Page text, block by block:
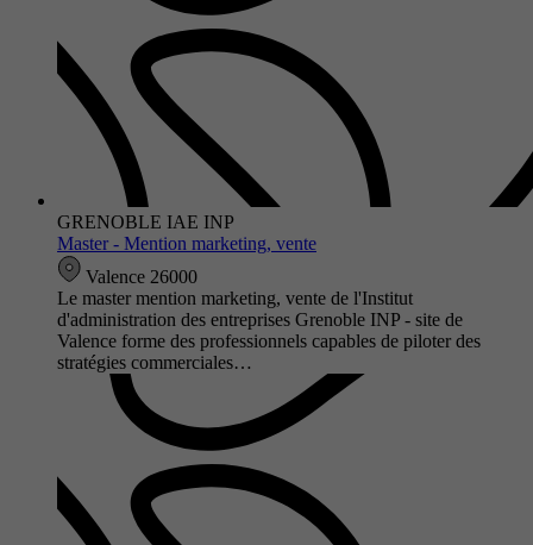
GRENOBLE IAE INP
Master - Mention marketing, vente
Valence 26000
Le master mention marketing, vente de l'Institut
d'administration des entreprises Grenoble INP - site de
Valence forme des professionnels capables de piloter des
stratégies commerciales…